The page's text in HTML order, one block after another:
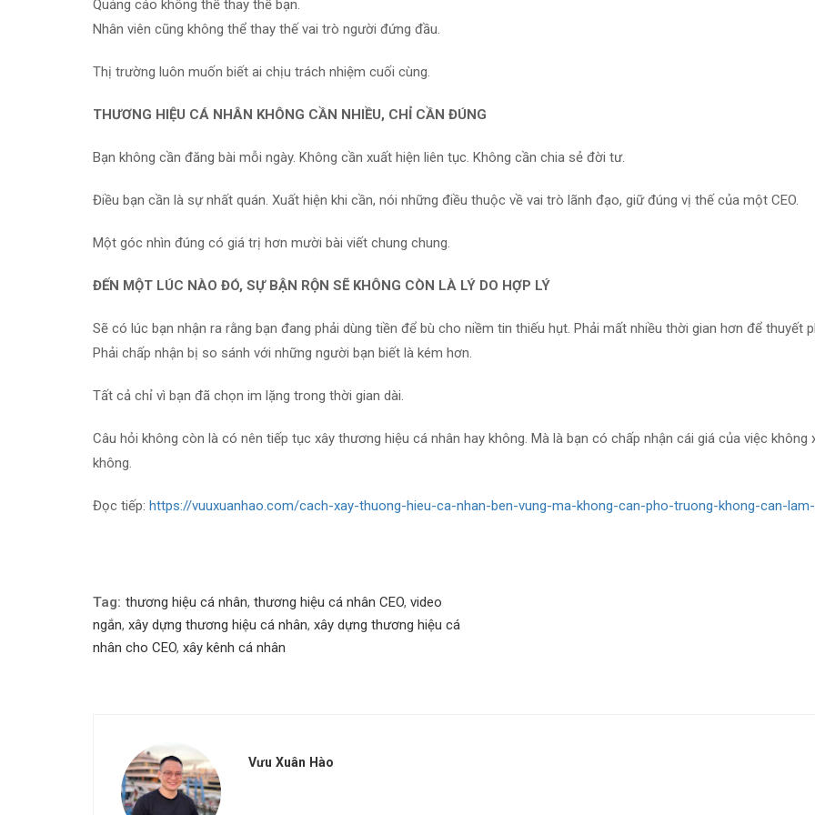
Quảng cáo không thể thay thế bạn.
Nhân viên cũng không thể thay thế vai trò người đứng đầu.
Thị trường luôn muốn biết ai chịu trách nhiệm cuối cùng.
THƯƠNG HIỆU CÁ NHÂN KHÔNG CẦN NHIỀU, CHỈ CẦN ĐÚNG
Bạn không cần đăng bài mỗi ngày. Không cần xuất hiện liên tục. Không cần chia sẻ đời tư.
Điều bạn cần là sự nhất quán. Xuất hiện khi cần, nói những điều thuộc về vai trò lãnh đạo, giữ đúng vị thế của một CEO.
Một góc nhìn đúng có giá trị hơn mười bài viết chung chung.
ĐẾN MỘT LÚC NÀO ĐÓ, SỰ BẬN RỘN SẼ KHÔNG CÒN LÀ LÝ DO HỢP LÝ
Sẽ có lúc bạn nhận ra rằng bạn đang phải dùng tiền để bù cho niềm tin thiếu hụt. Phải mất nhiều thời gian hơn để thuyết
Phải chấp nhận bị so sánh với những người bạn biết là kém hơn.
Tất cả chỉ vì bạn đã chọn im lặng trong thời gian dài.
Câu hỏi không còn là có nên tiếp tục xây thương hiệu cá nhân hay không. Mà là bạn có chấp nhận cái giá của việc không
không.
Đọc tiếp: https://vuuxuanhao.com/cach-xay-thuong-hieu-ca-nhan-ben-vung-ma-khong-can-pho-truong-khong-can-
Tag: thương hiệu cá nhân, thương hiệu cá nhân CEO, video
ngắn, xây dựng thương hiệu cá nhân, xây dựng thương hiệu cá
nhân cho CEO, xây kênh cá nhân
Vưu Xuân Hào